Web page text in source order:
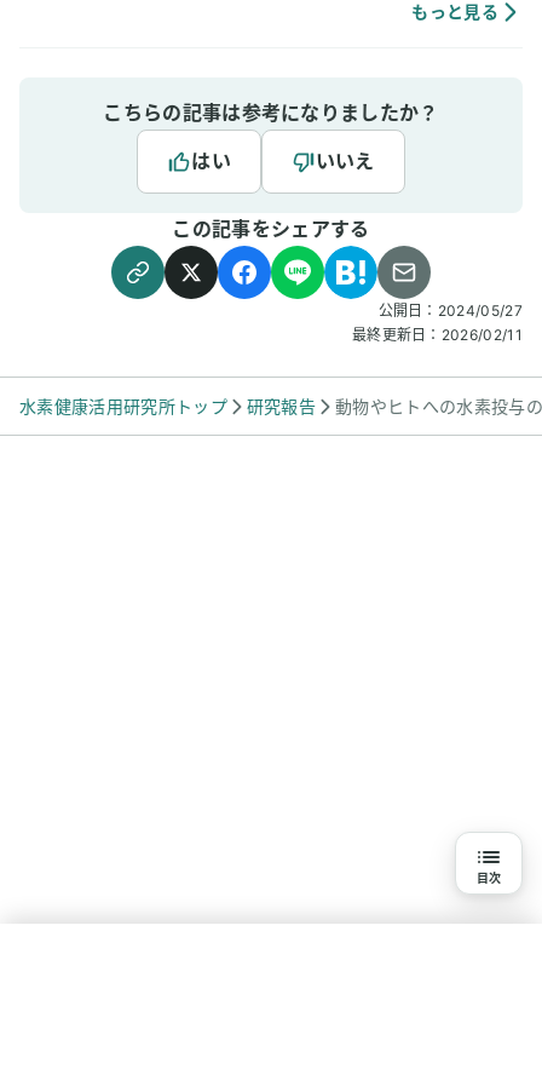
もっと見る
こちらの記事は参考になりましたか？
はい
いいえ
この記事をシェアする
公開日： 2024/05/27
最終更新日： 2026/02/11
水素健康活用研究所トップ 研究報告 動物やヒトへの水素投与
目次